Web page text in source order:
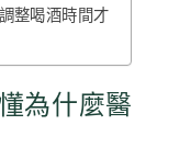
整喝酒時間才
為什麼醫